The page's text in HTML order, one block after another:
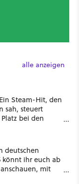
alle anzeigen
Steam-Hit, den
sah, steuert
bei den
deutschen
könnt ihr euch ab
mit